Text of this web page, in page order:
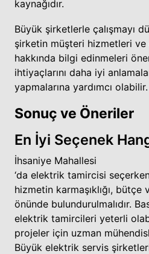
kaynağıdır.
Büyük şirketlerle çalışmayı
şirketin müşteri hizmetleri
hakkında bilgi edinmeleri
ihtiyaçlarını daha iyi
yapmalarına yardımcı olabilir.
Sonuç ve Öneriler
En İyi Seçenek
İhsaniye Mahallesi
‘da elektrik tamircisi
hizmetin karmaşıklığı,
önünde bulundurulmalıdır.
elektrik tamircileri yeterli
projeler için uzman
Büyük elektrik servis